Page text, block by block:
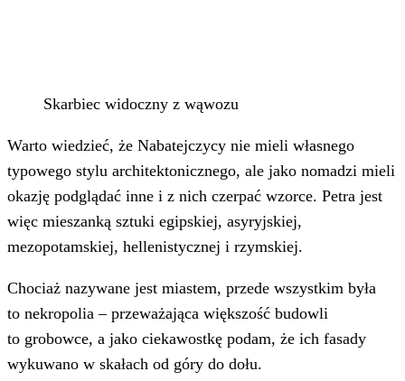
Skarbiec widoczny z wąwozu
Warto wiedzieć, że Nabatejczycy nie mieli własnego
typowego stylu architektonicznego, ale jako nomadzi mieli
okazję podglądać inne i z nich czerpać wzorce. Petra jest
więc mieszanką sztuki egipskiej, asyryjskiej,
mezopotamskiej, hellenistycznej i rzymskiej.
Chociaż nazywane jest miastem, przede wszystkim była
to nekropolia – przeważająca większość budowli
to grobowce, a jako ciekawostkę podam, że ich fasady
wykuwano w skałach od góry do dołu.